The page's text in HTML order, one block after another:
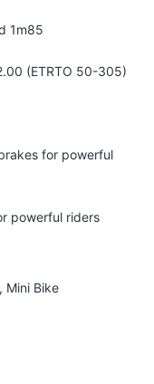
1m85
(ETRTO 50-305)
for powerful
powerful riders
, Mini Bike